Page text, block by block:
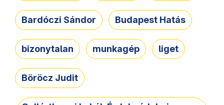
Bardóczi Sándor Budapest Hatás
bizonytalan munkagép liget
Böröcz Judit